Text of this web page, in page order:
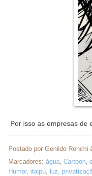
Por isso as empresas de
Postado por Genildo Ronchi
Marcadores: água, Cartoon,
Humor, itaipú, luz,